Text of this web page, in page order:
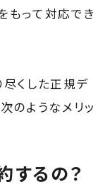
もって対応でき
くした正規デ
のようなメリッ
するの？